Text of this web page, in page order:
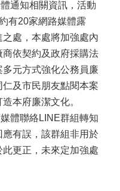
通知相關資訊，活動
有20家網路媒體露
處，本處將加強處內
依契約及政府採購法
元方式強化公務員廉
及市民朋友點閱本案
本府廉潔文化。
體聯絡LINE群組轉知
有誤，該群組非用於
更正，未來定加強處